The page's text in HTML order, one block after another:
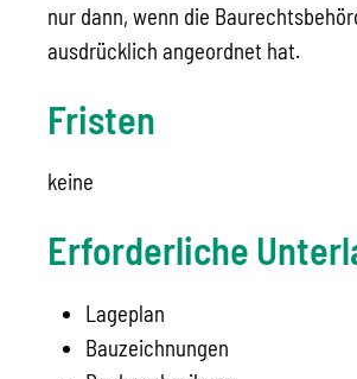
nur dann, wenn die
ausdrücklich angeordnet hat.
Fristen
keine
Erforderliche
Lageplan
Bauzeichnungen